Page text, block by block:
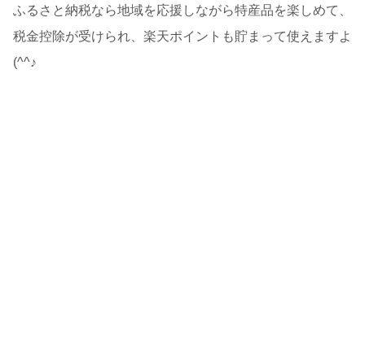
ふるさと納税なら地域を応援しながら特産品を楽しめて、
税金控除が受けられ、楽天ポイントも貯まって使えますよ
(^^♪